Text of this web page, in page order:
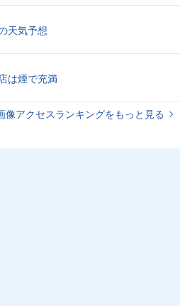
天気予想
は煙で充満
像アクセスランキングをもっと見る